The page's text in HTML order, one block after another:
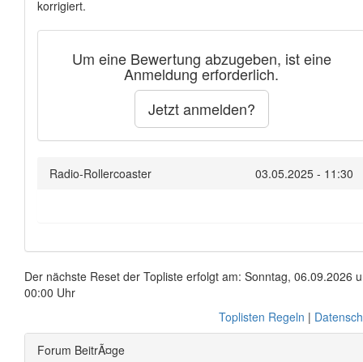
korrigiert.
Um eine Bewertung abzugeben, ist eine
Anmeldung erforderlich.
Jetzt anmelden?
Radio-Rollercoaster 03.05.2025 - 11:30
Der nächste Reset der Topliste erfolgt am: Sonntag, 06.09.2026
00:00 Uhr
Toplisten Regeln |
Forum BeitrÃ¤ge